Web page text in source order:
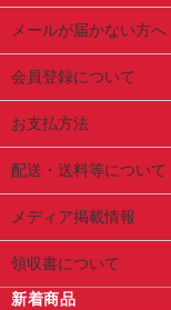
メールが届かない方へ
会員登録について
お支払方法
配送・送料等について
メディア掲載情報
領収書について
新着商品